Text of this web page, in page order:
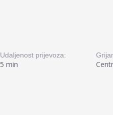
Udaljenost prijevoza:
5 min